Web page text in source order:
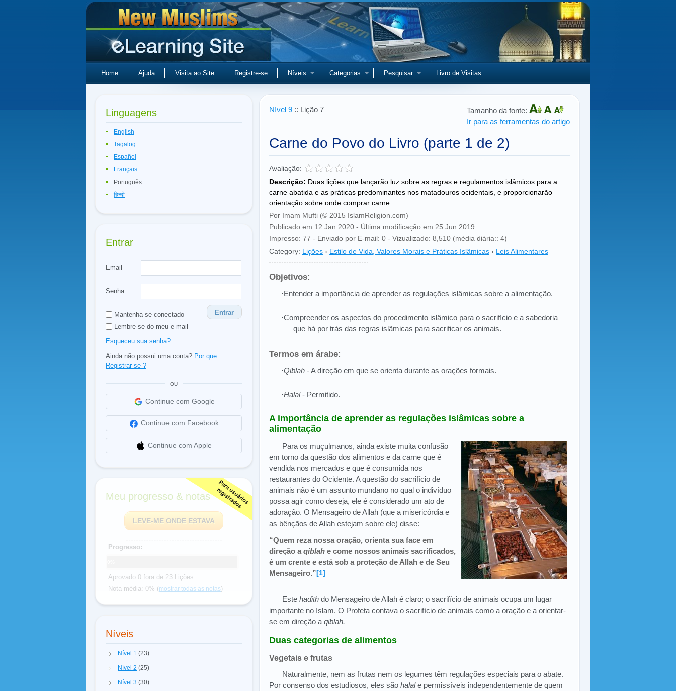
Home Ajuda Visita ao Site Registre-se Níveis Categorias Pesquisar Livro de Visitas
Linguagens
English
Tagalog
Español
Français
Português
हिन्दी
Entrar
Email
Senha
Mantenha-se conectado
Entrar
Lembre-se do meu e-mail
Esqueceu sua senha?
Ainda não possui uma conta? Por que
Registrar-se ?
OU
Continue com Google
Continue com Facebook
Continue com Apple
Meu progresso & notas
LEVE-ME ONDE ESTAVA
Progresso:
Aprovado 0 fora de 23 Lições
Nota média: 0% (mostrar todas as notas)
Níveis
Nível 1 (23)
Nível 2 (25)
Nível 3 (30)
Nível 9 :: Lição 7
Tamanho da fonte:
Ir para as ferramentas do artigo
Carne do Povo do Livro (parte 1 de 2)
Avaliação:
Descrição: Duas lições que lançarão luz sobre as regras e regulamentos islâmicos para a
carne abatida e as práticas predominantes nos matadouros ocidentais, e proporcionarão
orientação sobre onde comprar carne.
Por Imam Mufti (© 2015 IslamReligion.com)
Publicado em 12 Jan 2020 - Última modificação em 25 Jun 2019
Impresso: 77 - Enviado por E-mail: 0 - Vizualizado: 8,510 (média diária:: 4)
Category: Lições › Estilo de Vida, Valores Morais e Práticas Islâmicas › Leis Alimentares
Objetivos:
·Entender a importância de aprender as regulações islâmicas sobre a alimentação.
·Compreender os aspectos do procedimento islâmico para o sacrifício e a sabedoria
que há por trás das regras islâmicas para sacrificar os animais.
Termos em árabe:
·Qiblah - A direção em que se orienta durante as orações formais.
·Halal- Permitido.
A importância de aprender as regulações islâmicas sobre a
alimentação
Para os muçulmanos, ainda existe muita confusão
em torno da questão dos alimentos e da carne que é
vendida nos mercados e que é consumida nos
restaurantes do Ocidente. A questão do sacrifício de
animais não é um assunto mundano no qual o indivíduo
possa agir como deseja, ele é considerado um ato de
adoração. O Mensageiro de Allah (que a misericórdia e
as bênçãos de Allah estejam sobre ele) disse:
“Quem reza nossa oração, orienta sua face em
direção a qiblah e come nossos animais sacrificados,
é um crente e está sob a proteção de Allah e de Seu
Mensageiro.”[1]
Estehadith do Mensageiro de Allah é claro; o sacrifício de animais ocupa um lugar
importante no Islam. O Profeta contava o sacrifício de animais como a oração e a orientar-
se em direção a qiblah.
Duas categorias de alimentos
Vegetais e frutas
Naturalmente, nem as frutas nem os legumes têm regulações especiais para o abate.
Por consenso dos estudiosos, eles são halale permissíveis independentemente de quem